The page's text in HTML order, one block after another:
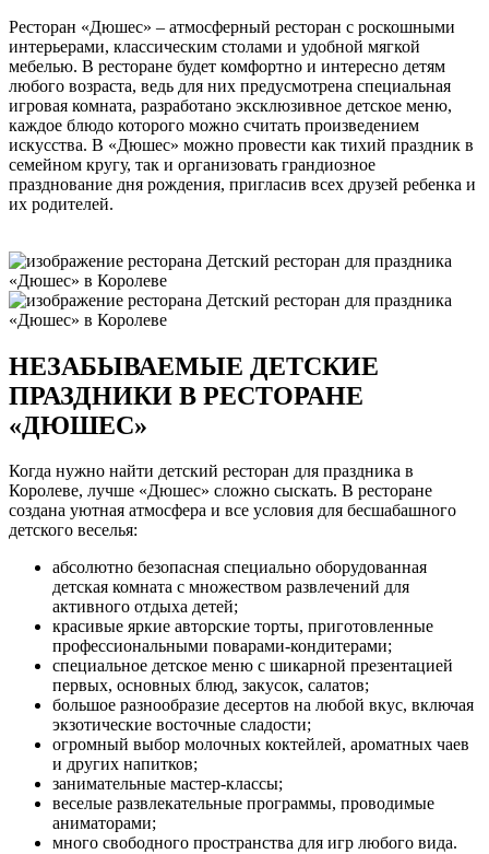
Ресторан «Дюшес» – атмосферный ресторан с роскошными
интерьерами, классическим столами и удобной мягкой
мебелью. В ресторане будет комфортно и интересно детям
любого возраста, ведь для них предусмотрена специальная
игровая комната, разработано эксклюзивное детское меню,
каждое блюдо которого можно считать произведением
искусства. В «Дюшес» можно провести как тихий праздник в
семейном кругу, так и организовать грандиозное
празднование дня рождения, пригласив всех друзей ребенка и
их родителей.
НЕЗАБЫВАЕМЫЕ ДЕТСКИЕ
ПРАЗДНИКИ В РЕСТОРАНЕ
«ДЮШЕС»
Когда нужно найти детский ресторан для праздника в
Королеве, лучше «Дюшес» сложно сыскать. В ресторане
создана уютная атмосфера и все условия для бесшабашного
детского веселья:
абсолютно безопасная специально оборудованная
детская комната с множеством развлечений для
активного отдыха детей;
красивые яркие авторские торты, приготовленные
профессиональными поварами-кондитерами;
специальное детское меню с шикарной презентацией
первых, основных блюд, закусок, салатов;
большое разнообразие десертов на любой вкус, включая
экзотические восточные сладости;
огромный выбор молочных коктейлей, ароматных чаев
и других напитков;
занимательные мастер-классы;
веселые развлекательные программы, проводимые
аниматорами;
много свободного пространства для игр любого вида.